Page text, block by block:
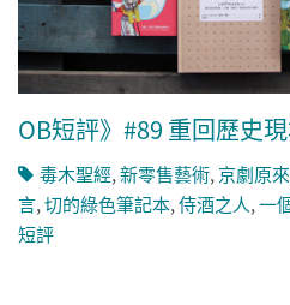
OB短評》#89 重回歷史
毒木聖經,新零售藝術,京劇原
言,切的綠色筆記本,侍酒之人,一
短評